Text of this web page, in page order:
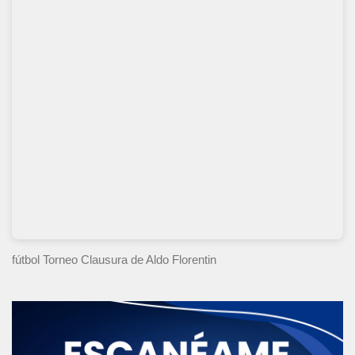
fútbol Torneo Clausura de Aldo Florentin